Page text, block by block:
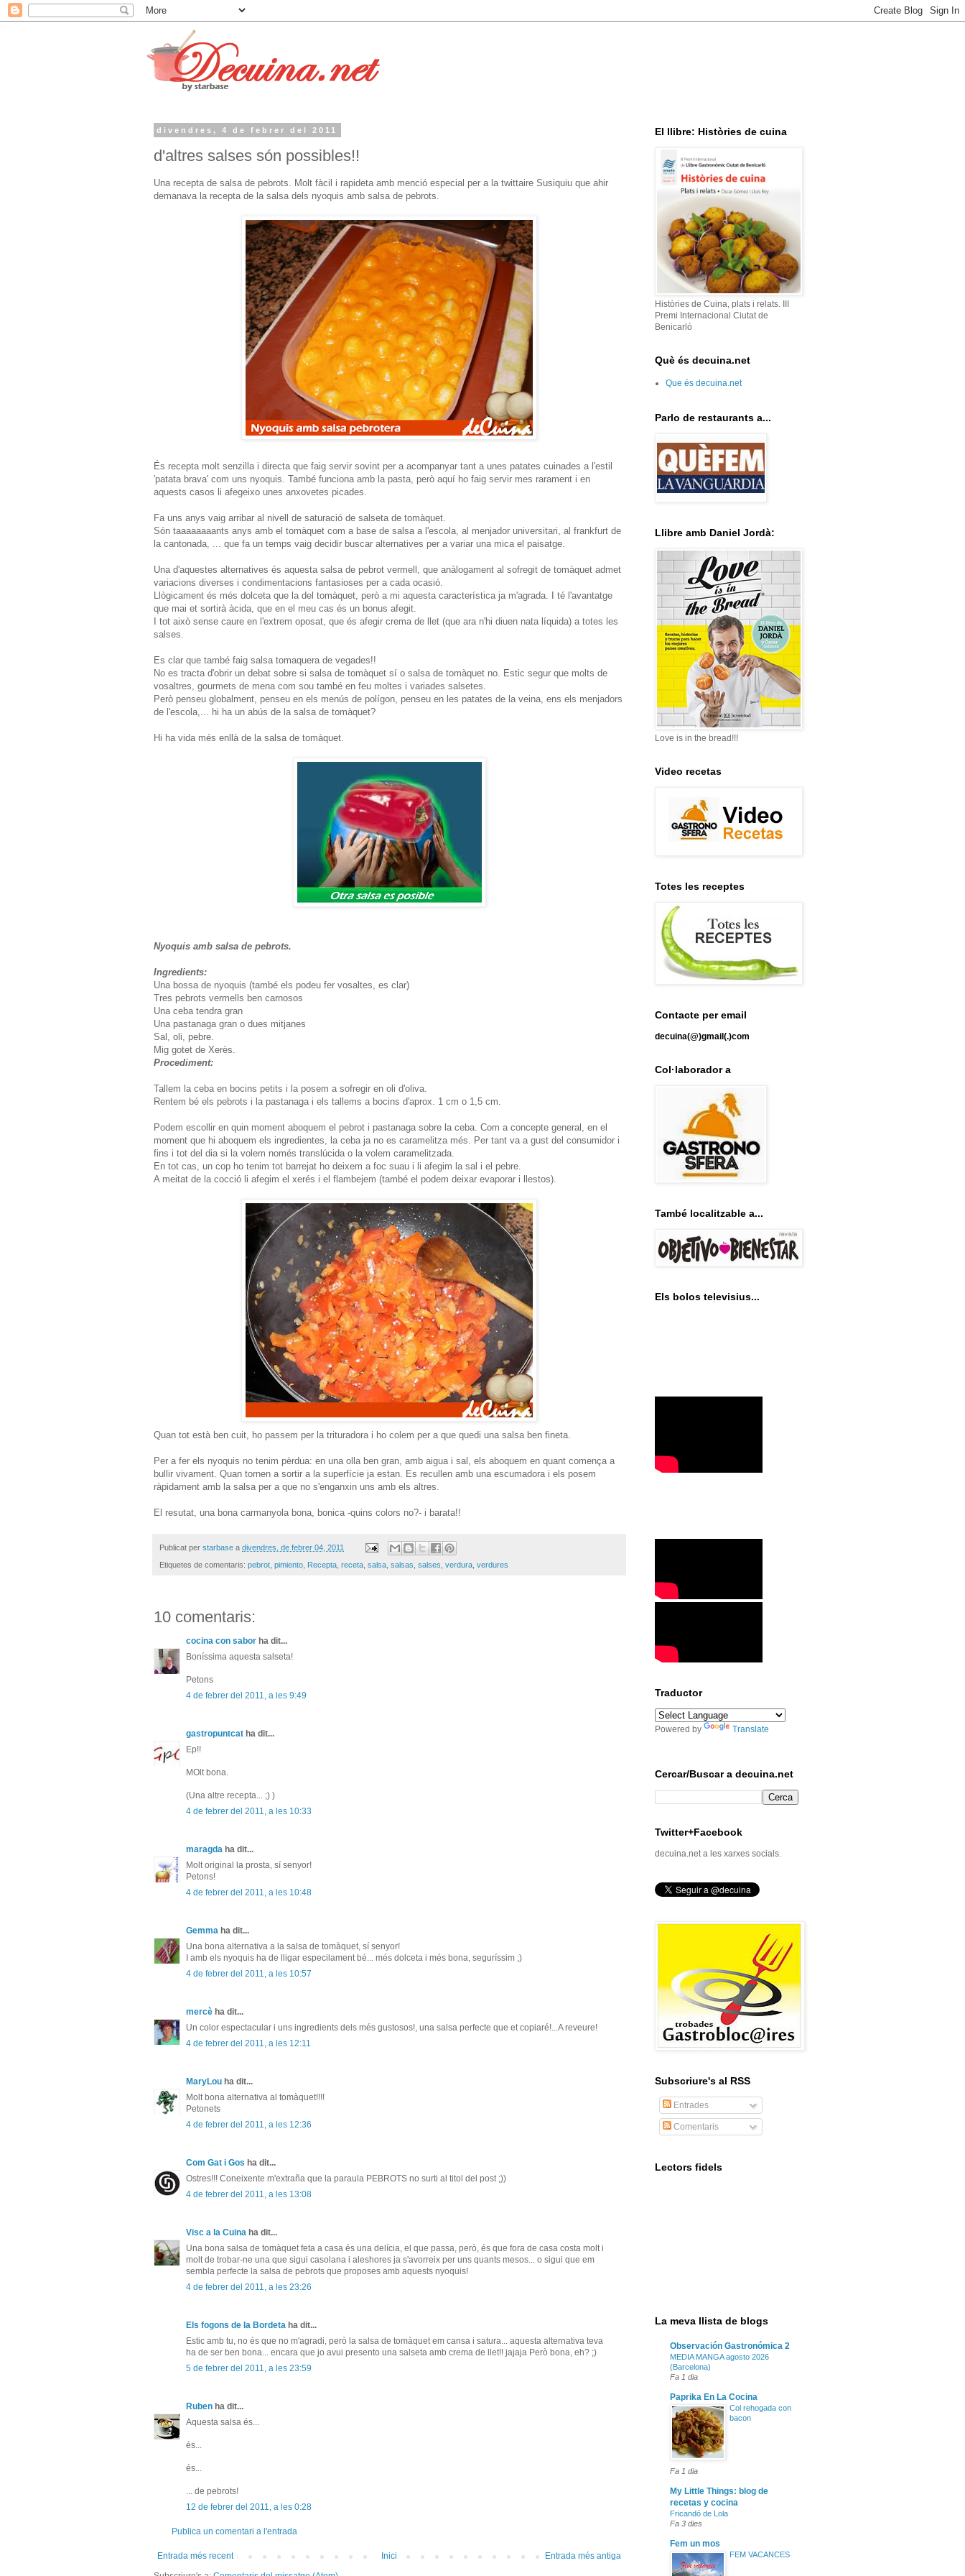
divendres, 4 de febrer del 2011
d'altres salses són possibles!!
Una recepta de salsa de pebrots. Molt fàcil i rapideta amb menció especial per a la twittaire Susiquiu que ahir
demanava la recepta de la salsa dels nyoquis amb salsa de pebrots.
És recepta molt senzilla i directa que faig servir sovint per a acompanyar tant a unes patates cuinades a l'estil
'patata brava' com uns nyoquis. També funciona amb la pasta, però aquí ho faig servir mes rarament i en
aquests casos li afegeixo unes anxovetes picades.
Fa uns anys vaig arribar al nivell de saturació de salseta de tomàquet.
Són taaaaaaaants anys amb el tomàquet com a base de salsa a l'escola, al menjador universitari, al frankfurt de
la cantonada, ... que fa un temps vaig decidir buscar alternatives per a variar una mica el paisatge.
Una d'aquestes alternatives és aquesta salsa de pebrot vermell, que anàlogament al sofregit de tomàquet admet
variacions diverses i condimentacions fantasioses per a cada ocasió.
Llògicament és més dolceta que la del tomàquet, però a mi aquesta característica ja m'agrada. I té l'avantatge
que mai et sortirà àcida, que en el meu cas és un bonus afegit.
I tot això sense caure en l'extrem oposat, que és afegir crema de llet (que ara n'hi diuen nata líquida) a totes les
salses.
Es clar que també faig salsa tomaquera de vegades!!
No es tracta d'obrir un debat sobre si salsa de tomàquet sí o salsa de tomàquet no. Estic segur que molts de
vosaltres, gourmets de mena com sou també en feu moltes i variades salsetes.
Però penseu globalment, penseu en els menús de polígon, penseu en les patates de la veina, ens els menjadors
de l'escola,... hi ha un abús de la salsa de tomàquet?
Hi ha vida més enllà de la salsa de tomàquet.
Nyoquis amb salsa de pebrots.
Ingredients:
Una bossa de nyoquis (també els podeu fer vosaltes, es clar)
Tres pebrots vermells ben carnosos
Una ceba tendra gran
Una pastanaga gran o dues mitjanes
Sal, oli, pebre.
Mig gotet de Xerès.
Procediment:
Tallem la ceba en bocins petits i la posem a sofregir en oli d'oliva.
Rentem bé els pebrots i la pastanaga i els tallems a bocins d'aprox. 1 cm o 1,5 cm.
Podem escollir en quin moment aboquem el pebrot i pastanaga sobre la ceba. Com a concepte general, en el
moment que hi aboquem els ingredientes, la ceba ja no es caramelitza més. Per tant va a gust del consumidor i
fins i tot del dia si la volem només translúcida o la volem caramelitzada.
En tot cas, un cop ho tenim tot barrejat ho deixem a foc suau i li afegim la sal i el pebre.
A meitat de la cocció li afegim el xerés i el flambejem (també el podem deixar evaporar i llestos).
Quan tot està ben cuit, ho passem per la trituradora i ho colem per a que quedi una salsa ben fineta.
Per a fer els nyoquis no tenim pèrdua: en una olla ben gran, amb aigua i sal, els aboquem en quant comença a
bullir vivament. Quan tornen a sortir a la superfície ja estan. Es recullen amb una escumadora i els posem
ràpidament amb la salsa per a que no s'enganxin uns amb els altres.
El resutat, una bona carmanyola bona, bonica -quins colors no?- i barata!!
Publicat per starbase a divendres, de febrer 04, 2011
Etiquetes de comentaris: pebrot pimiento Recepta receta salsa salsas salses verdura verdures
10 comentaris:
cocina con sabor ha dit...
Boníssima aquesta salseta!
Petons
4 de febrer del 2011, a les 9:49
gastropuntcat ha dit...
Ep!!
MOlt bona.
(Una altre recepta... ;) )
4 de febrer del 2011, a les 10:33
maragda ha dit...
Molt original la prosta, sí senyor!
Petons!
4 de febrer del 2011, a les 10:48
Gemma ha dit...
Una bona alternativa a la salsa de tomàquet, sí senyor!
I amb els nyoquis ha de lligar especilament bé... més dolceta i més bona, seguríssim ;)
4 de febrer del 2011, a les 10:57
mercè ha dit...
Un color espectacular i uns ingredients dels més gustosos!, una salsa perfecte que et copiaré!...A reveure!
4 de febrer del 2011, a les 12:11
MaryLou ha dit...
Molt bona alternativa al tomàquet!!!!
Petonets
4 de febrer del 2011, a les 12:36
Com Gat i Gos ha dit...
Ostres!!! Coneixente m'extraña que la paraula PEBROTS no surti al titol del post ;))
4 de febrer del 2011, a les 13:08
Visc a la Cuina ha dit...
Una bona salsa de tomàquet feta a casa és una delícia, el que passa, però, és que fora de casa costa molt i
molt de trobar-ne una que sigui casolana i aleshores ja s'avorreix per uns quants mesos... o sigui que em
sembla perfecte la salsa de pebrots que proposes amb aquests nyoquis!
4 de febrer del 2011, a les 23:26
Els fogons de la Bordeta ha dit...
Estic amb tu, no és que no m'agradi, però la salsa de tomàquet em cansa i satura... aquesta alternativa teva
ha de ser ben bona... encara que jo avui presento una salseta amb crema de llet!! jajaja Però bona, eh? ;)
5 de febrer del 2011, a les 23:59
Ruben ha dit...
Aquesta salsa és...
és...
és...
... de pebrots!
12 de febrer del 2011, a les 0:28
Publica un comentari a l'entrada
Entrada més recent Entrada més antiga
Inici
El llibre: Històries de cuina
Històries de Cuina, plats i relats. III
Premi Internacional Ciutat de
Benicarló
Què és decuina.net
Que és decuina.net
Parlo de restaurants a...
Llibre amb Daniel Jordà:
Love is in the bread!!!
Video recetas
Totes les receptes
Contacte per email
decuina(@)gmail(.)com
Col·laborador a
També localitzable a...
Els bolos televisius...
Traductor
Powered by Translate
Cercar/Buscar a decuina.net
Twitter+Facebook
decuina.net a les xarxes socials.
Subscriure's al RSS
Entrades
Comentaris
Lectors fidels
La meva llista de blogs
Observación Gastronómica 2
MEDIA MANGA agosto 2026
(Barcelona)
Fa 1 dia
Paprika En La Cocina
Col rehogada con
bacon
Fa 1 dia
My Little Things: blog de
recetas y cocina
Fricandó de Lola
Fa 3 dies
Fem un mos
FEM VACANCES